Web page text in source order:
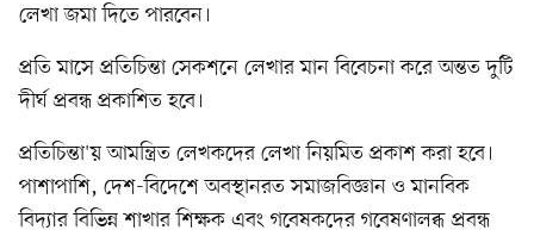
লেখা জমা দিতে পারবেন।
প্রতি মাসে প্রতিচিন্তা সেকশনে লেখার মান বিবেচনা করে অন্তত দুটি
দীর্ঘ প্রবন্ধ প্রকাশিত হবে।
প্রতিচিন্তা'য় আমন্ত্রিত লেখকদের লেখা নিয়মিত প্রকাশ করা হবে।
পাশাপাশি, দেশ-বিদেশে অবস্থানরত সমাজবিজ্ঞান ও মানবিক
বিদ্যার বিভিন্ন শাখার শিক্ষক এবং গবেষকদের গবেষণালব্ধ প্রবন্ধ